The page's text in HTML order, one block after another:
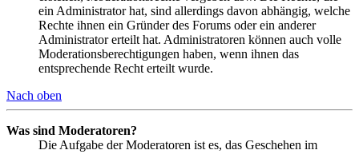
ein Administrator hat, sind allerdings davon abhängig, welche
Rechte ihnen ein Gründer des Forums oder ein anderer
Administrator erteilt hat. Administratoren können auch volle
Moderationsberechtigungen haben, wenn ihnen das
entsprechende Recht erteilt wurde.
Nach oben
Was sind Moderatoren?
Die Aufgabe der Moderatoren ist es, das Geschehen im